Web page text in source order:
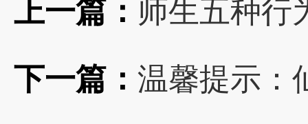
上一篇： 师生五种行
下一篇： 温馨提示：